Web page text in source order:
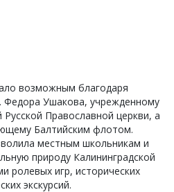
возможным благодаря
Федора Ушакова, учрежденному
Русской Православной церкви, а
Балтийским флотом.
местным школьникам и
природу Калининградской
ролевых игр, исторических
экскурсий.